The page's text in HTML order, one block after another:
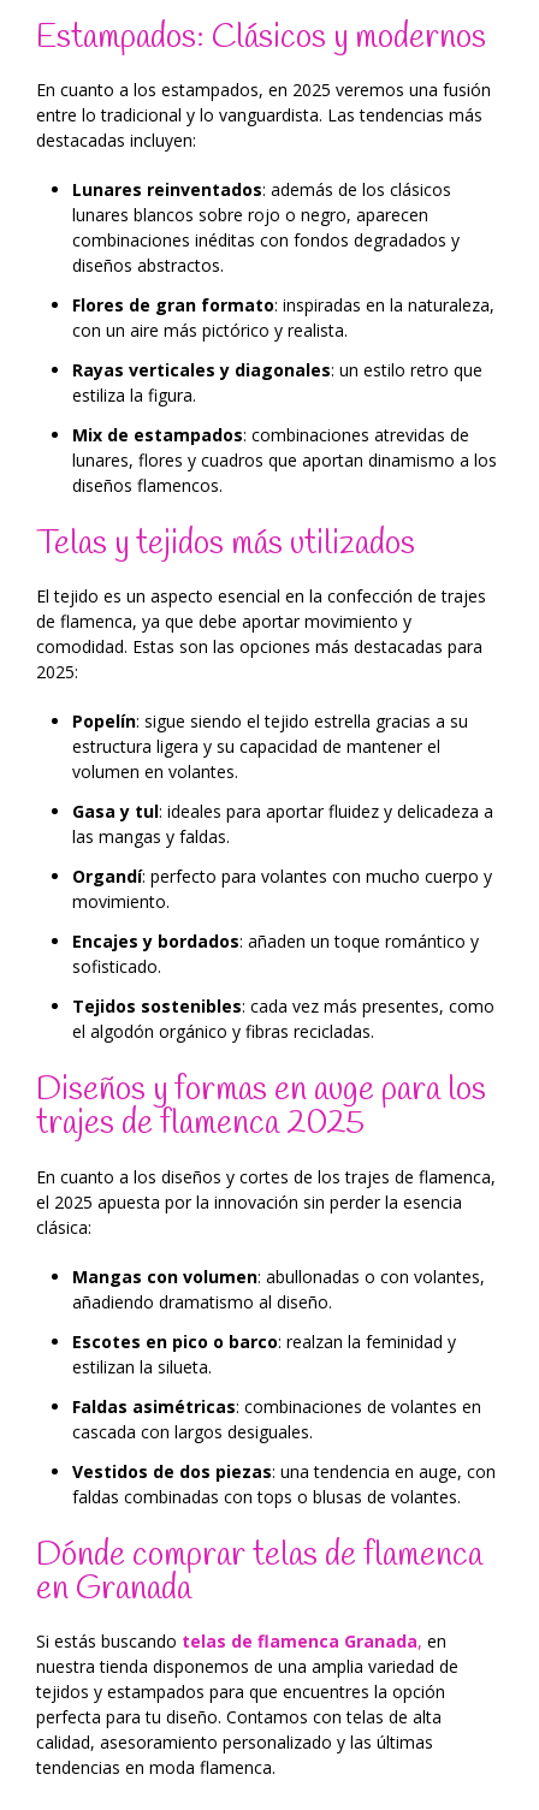
Estampados: Clásicos y modernos
En cuanto a los estampados, en 2025 veremos una fusión
entre lo tradicional y lo vanguardista. Las tendencias más
destacadas incluyen:
Lunares reinventados: además de los clásicos
lunares blancos sobre rojo o negro, aparecen
combinaciones inéditas con fondos degradados y
diseños abstractos.
Flores de gran formato: inspiradas en la naturaleza,
con un aire más pictórico y realista.
Rayas verticales y diagonales: un estilo retro que
estiliza la figura.
Mix de estampados: combinaciones atrevidas de
lunares, flores y cuadros que aportan dinamismo a los
diseños flamencos.
Telas y tejidos más utilizados
El tejido es un aspecto esencial en la confección de trajes
de flamenca, ya que debe aportar movimiento y
comodidad. Estas son las opciones más destacadas para
2025:
Popelín: sigue siendo el tejido estrella gracias a su
estructura ligera y su capacidad de mantener el
volumen en volantes.
Gasa y tul: ideales para aportar fluidez y delicadeza a
las mangas y faldas.
Organdí: perfecto para volantes con mucho cuerpo y
movimiento.
Encajes y bordados: añaden un toque romántico y
sofisticado.
Tejidos sostenibles: cada vez más presentes, como
el algodón orgánico y fibras recicladas.
Diseños y formas en auge para los
trajes de flamenca 2025
En cuanto a los diseños y cortes de los trajes de flamenca,
el 2025 apuesta por la innovación sin perder la esencia
clásica:
Mangas con volumen: abullonadas o con volantes,
añadiendo dramatismo al diseño.
Escotes en pico o barco: realzan la feminidad y
estilizan la silueta.
Faldas asimétricas: combinaciones de volantes en
cascada con largos desiguales.
Vestidos de dos piezas: una tendencia en auge, con
faldas combinadas con tops o blusas de volantes.
Dónde comprar telas de flamenca
en Granada
Si estás buscando telas de flamenca Granada, en
nuestra tienda disponemos de una amplia variedad de
tejidos y estampados para que encuentres la opción
perfecta para tu diseño. Contamos con telas de alta
calidad, asesoramiento personalizado y las últimas
tendencias en moda flamenca.